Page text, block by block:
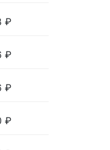
₽
₽
₽
₽